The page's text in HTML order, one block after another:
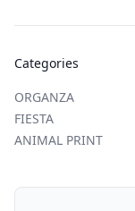
Categories
ORGANZA
FIESTA
ANIMAL PRINT
Our Policies